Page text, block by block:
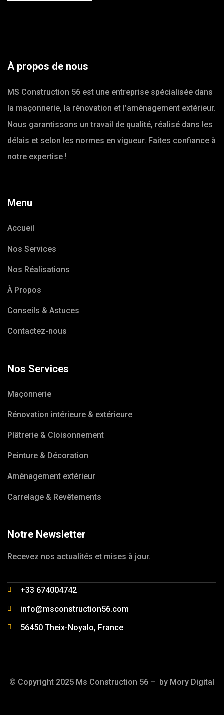
À propos de nous
MS Construction 56 est une entreprise spécialisée dans
la maçonnerie, la rénovation et l’aménagement extérieur.
Nous garantissons un travail de qualité, réalisé dans les
délais et selon les normes en vigueur. Faites confiance à
notre expertise !
Menu
Accueil
Nos Services
Nos Réalisations
À Propos
Conseils & Astuces
Contactez-nous
Nos Services
Maçonnerie
Rénovation intérieure & extérieure
Plâtrerie & Cloisonnement
Peinture & Décoration
Aménagement extérieur
Carrelage & Revêtements
Notre Newsletter
Recevez nos actualités et mises à jour.
+33 674004742
info@msconstruction56.com
56450 Theix-Noyalo, France
© Copyright 2025 Ms Construction 56 – by Mory Digital